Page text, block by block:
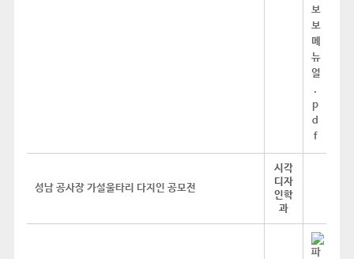
성남 공사장 가설울타리 다지인 공모전
시각
디자
인학
과